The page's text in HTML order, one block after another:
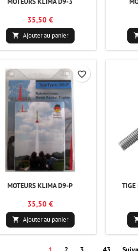
35,50 €
 Ajouter au panier
MOTEURS KLIMA D9-P
35,50 €
 Ajouter au panier
favorite_border
TIGE